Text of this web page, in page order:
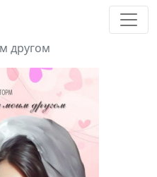
другом